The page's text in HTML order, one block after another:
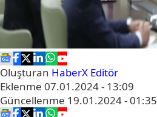
Oluşturan HaberX Editör
Eklenme 07.01.2024 - 13:09
Güncellenme 19.01.2024 - 01:35